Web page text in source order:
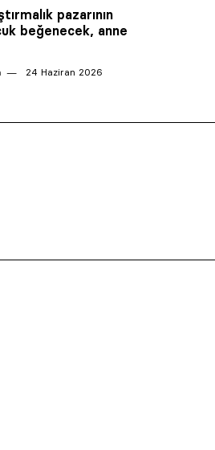
pazarının
beğenecek, anne
24 Haziran 2026